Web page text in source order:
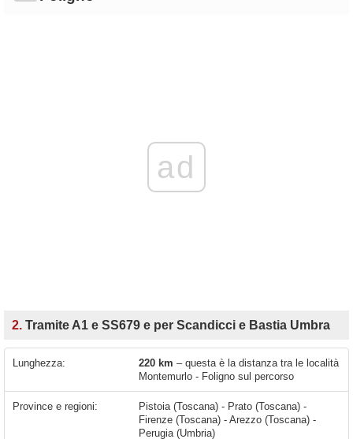
ad
2. Tramite A1 e SS679 e per Scandicci e Bastia Umbra
Lunghezza: 220 km – questa è la distanza tra le località
Montemurlo - Foligno sul percorso
Province e regioni:
Pistoia (Toscana) - Prato (Toscana) -
Firenze (Toscana) - Arezzo (Toscana) -
Perugia (Umbria)